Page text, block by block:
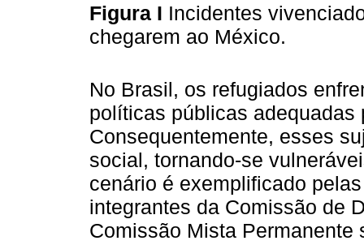
Figura I Incidentes
chegarem ao México.
No Brasil, os refugiados
políticas públicas
Consequentemente, esses
social, tornando-se
cenário é exemplificado
integrantes da Comissão de
Comissão Mista